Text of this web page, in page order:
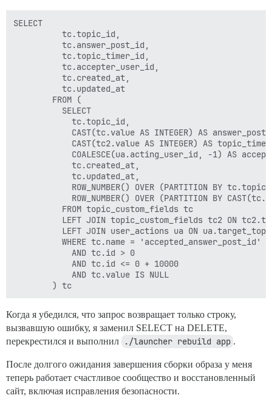
SELECT
          tc.topic_id,
          tc.answer_post_id,
          tc.topic_timer_id,
          tc.accepter_user_id,
          tc.created_at,
          tc.updated_at
        FROM (
          SELECT
            tc.topic_id,
CAST(tc.value AS INTEGER) AS
CAST(tc2.value AS INTEGER) AS
COALESCE(ua.acting_user_id, -1) AS
            tc.created_at,
            tc.updated_at,
ROW_NUMBER() OVER (PARTITION BY
ROW_NUMBER() OVER (PARTITION BY
          FROM topic_custom_fields tc
LEFT JOIN topic_custom_fields tc2 ON
LEFT JOIN user_actions ua ON
          WHERE tc.name = 'accepted_answer_post_id'
            AND tc.id > 0
            AND tc.id <= 0 + 10000
            AND tc.value IS NULL
Когда я убедился, что запрос возвращает только строку,
вызвавшую ошибку, я заменил SELECT на DELETE,
перекрестился и выполнил
./launcher rebuild app .
После долгого ожидания завершения сборки образа у меня
теперь работает счастливое сообщество и восстановленный
сайт, включая исправления безопасности.